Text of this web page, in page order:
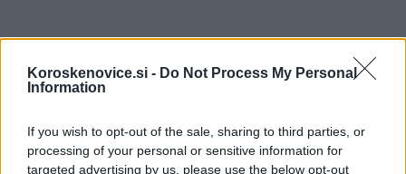
Koroskenovice.si - Do Not Process My Personal
Information
If you wish to opt-out of the sale, sharing to third parties, or
processing of your personal or sensitive information for
targeted advertising by us, please use the below opt-out
Opozorilo:
sovraštva, nasilja ali nestrpnosti. Komentarji z žaljivimi,
rasističnimi, diskriminatornimi ali nezakonitimi vsebinami bodo